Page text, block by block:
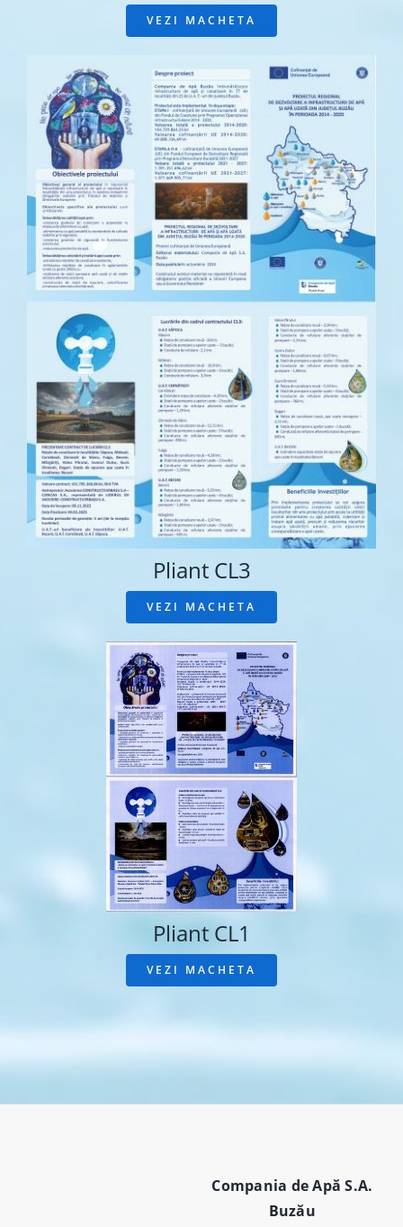
VEZI MACHETA
Pliant CL3
VEZI MACHETA
Pliant CL1
VEZI MACHETA
Compania de Apă S.A.
Buzău